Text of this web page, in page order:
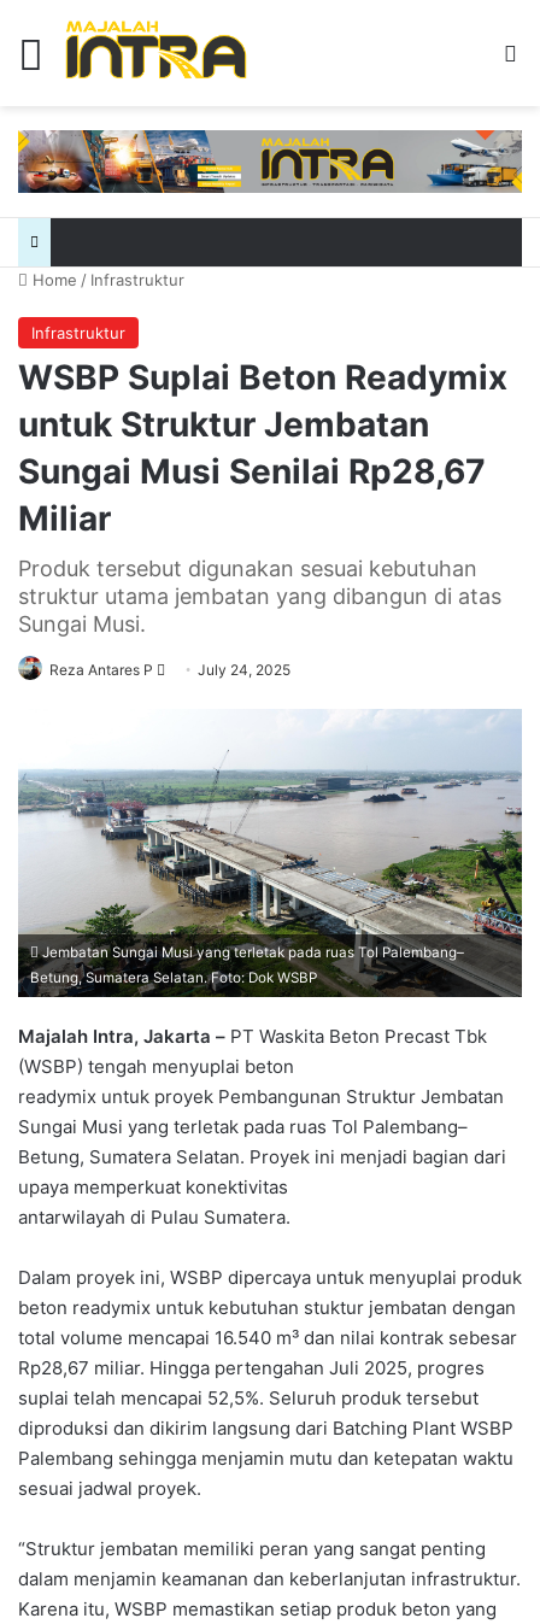
Menu
Home / Infrastruktur
Infrastruktur
WSBP Suplai Beton Readymix
untuk Struktur Jembatan
Sungai Musi Senilai Rp28,67
Miliar
Produk tersebut digunakan sesuai kebutuhan
struktur utama jembatan yang dibangun di atas
Sungai Musi.
Reza Antares P
SendJuly 24, 2025
Jembatan Sungai Musi yang terletak pada ruas Tol Palembang–
Betung, Sumatera Selatan. Foto: Dok WSBP
Majalah Intra, Jakarta – PT Waskita Beton Precast Tbk
(WSBP) tengah menyuplai beton
readymix untuk proyek Pembangunan Struktur Jembatan
Sungai Musi yang terletak pada ruas Tol Palembang–
Betung, Sumatera Selatan. Proyek ini menjadi bagian dari
upaya memperkuat konektivitas
antarwilayah di Pulau Sumatera.
Dalam proyek ini, WSBP dipercaya untuk menyuplai produk
beton readymix untuk kebutuhan stuktur jembatan dengan
total volume mencapai 16.540 m³ dan nilai kontrak sebesar
Rp28,67 miliar. Hingga pertengahan Juli 2025, progres
suplai telah mencapai 52,5%. Seluruh produk tersebut
diproduksi dan dikirim langsung dari Batching Plant WSBP
Palembang sehingga menjamin mutu dan ketepatan waktu
sesuai jadwal proyek.
“Struktur jembatan memiliki peran yang sangat penting
dalam menjamin keamanan dan keberlanjutan infrastruktur.
Karena itu, WSBP memastikan setiap produk beton yang